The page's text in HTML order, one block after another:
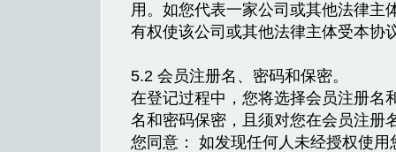
用。如您代表一家公司或其他法律主
有权使该公司或其他法律主体受本协
5.2 会员注册名、密码和保密。
在登记过程中，您将选择会员注册名
名和密码保密，且须对您在会员注册
您同意： 如发现任何人未经授权使